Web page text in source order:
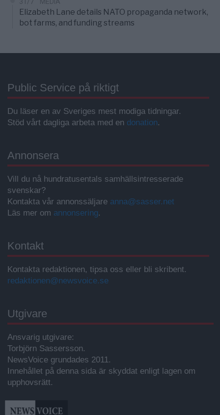
Elizabeth Lane details NATO propaganda network,
bot farms, and funding streams
Public Service på riktigt
Du läser en av Sveriges mest modiga tidningar.
Stöd vårt dagliga arbeta med en donation.
Annonsera
Vill du nå hundratusentals samhällsintresserade
svenskar?
Kontakta vår annonssäljare anna@sasser.net
Läs mer om annonsering.
Kontakt
Kontakta redaktionen, tipsa oss eller bli skribent.
redaktionen@newsvoice.se
Utgivare
Ansvarig utgivare:
Torbjörn Sassersson.
NewsVoice grundades 2011.
Innehållet på denna sida är skyddat enligt lagen om
upphovsrätt.